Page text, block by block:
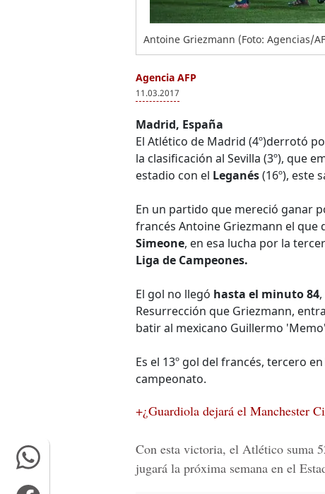
Antoine Griezmann (Foto: Agencias/
Agencia AFP
11.03.2017
Madrid, España
El Atlético de Madrid (4º)derrotó
la clasificación al Sevilla (3º), que
estadio con el Leganés(16º), este
En un partido que mereció ganar
francés Antoine Griezmann el
Simeone, en esa lucha por la
Liga de Campeones.
El gol no llegó hasta el minuto 84
Resurrección que Griezmann,
batir al mexicano Guillermo
Es el 13º gol del francés, tercero
campeonato.
+¿Guardiola dejará el Manchester
Con esta victoria, el Atlético suma
jugará la próxima semana en el